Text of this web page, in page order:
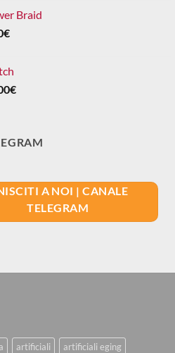
Braid
€
€
A NOI | CANALE
TELEGRAM
artificiali
artificiali eging